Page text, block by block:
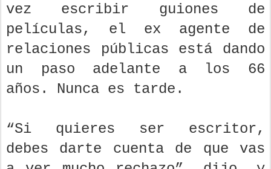
vez escribir guiones de
películas, el ex agente de
relaciones públicas está dando
un paso adelante a los 66
años. Nunca es tarde.
“Si quieres ser escritor,
debes darte cuenta de que vas